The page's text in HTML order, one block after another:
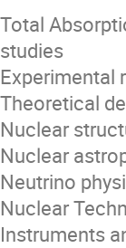
Total
studies
Experimental
Theoretical
Nuclear
Nuclear
Neutrino
Nuclear
Instruments